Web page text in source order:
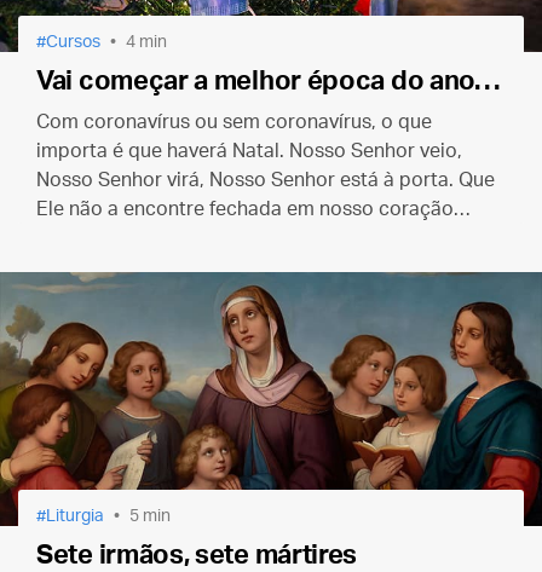
Cursos 4 min
Vai começar a melhor época do ano…
Com coronavírus ou sem coronavírus, o que
importa é que haverá Natal. Nosso Senhor veio,
Nosso Senhor virá, Nosso Senhor está à porta. Que
Ele não a encontre fechada em nosso coração
Liturgia 5 min
Sete irmãos, sete mártires